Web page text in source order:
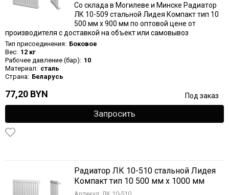
Со склада в Могилеве и Минске Радиатор
ЛК 10-509 стальной Лидея Компакт тип 10
500 мм х 900 мм по оптовой цене от
производителя с доставкой на объект или самовывоз
Тип присоединения: Боковое
Вес: 12 кг
Рабочее давление (бар): 10
Материал: сталь
Страна: Беларусь
77,20 BYN Под заказ
Запросить
Радиатор ЛК 10-510 стальной Лидея
Компакт тип 10 500 мм х 1000 мм